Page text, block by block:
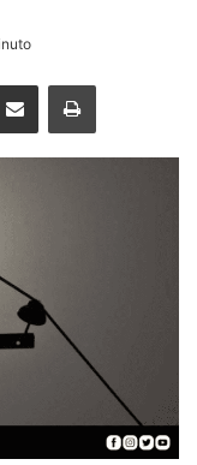
Enviar vía email Imprimir